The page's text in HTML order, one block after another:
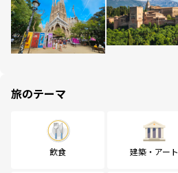
旅のテーマ
飲食 建築・アート